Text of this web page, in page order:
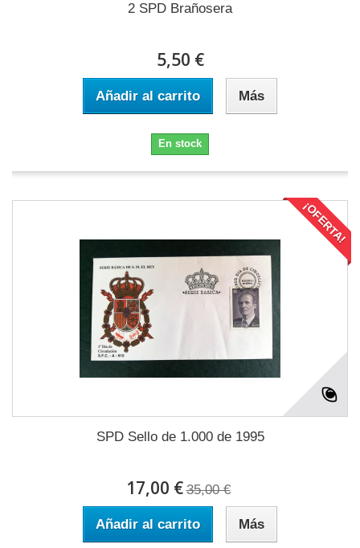
2 SPD Brañosera
5,50 €
Añadir al carrito Más
En stock
¡OFERTA!
SPD Sello de 1.000 de 1995
17,00 € 35,00 €
Añadir al carrito Más